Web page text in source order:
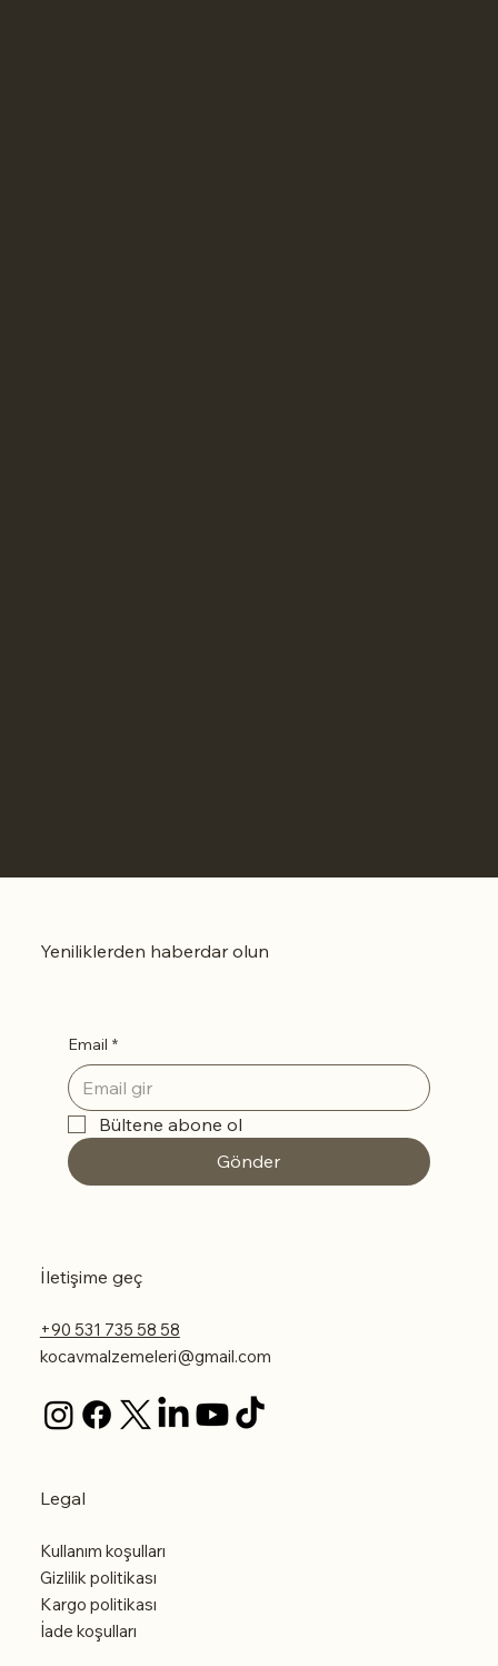
Yeniliklerden haberdar olun
Email *
Bültene abone ol
Gönder
İletişime geç
+90 531 735 58 58
kocavmalzemeleri@gmail.com
Legal
Kullanım koşulları
Gizlilik politikası
Kargo politikası
İade koşulları